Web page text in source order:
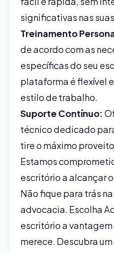
significativas nas
Treinamento
de acordo com as
específicas do seu
plataforma é flexível
estilo de trabalho.
Suporte Contínuo:
técnico dedicado
tire o máximo
Estamos
escritório a alcançar
Não fique para trás
advocacia. Escolha
escritório a
merece. Descubra